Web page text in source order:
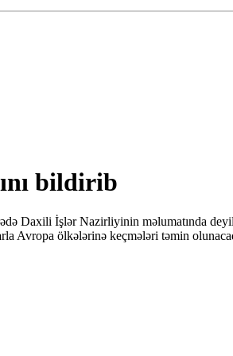
bildirib
Daxili İşlər Nazirliyinin məlumatında
Avropa ölkələrinə keçmələri təmin